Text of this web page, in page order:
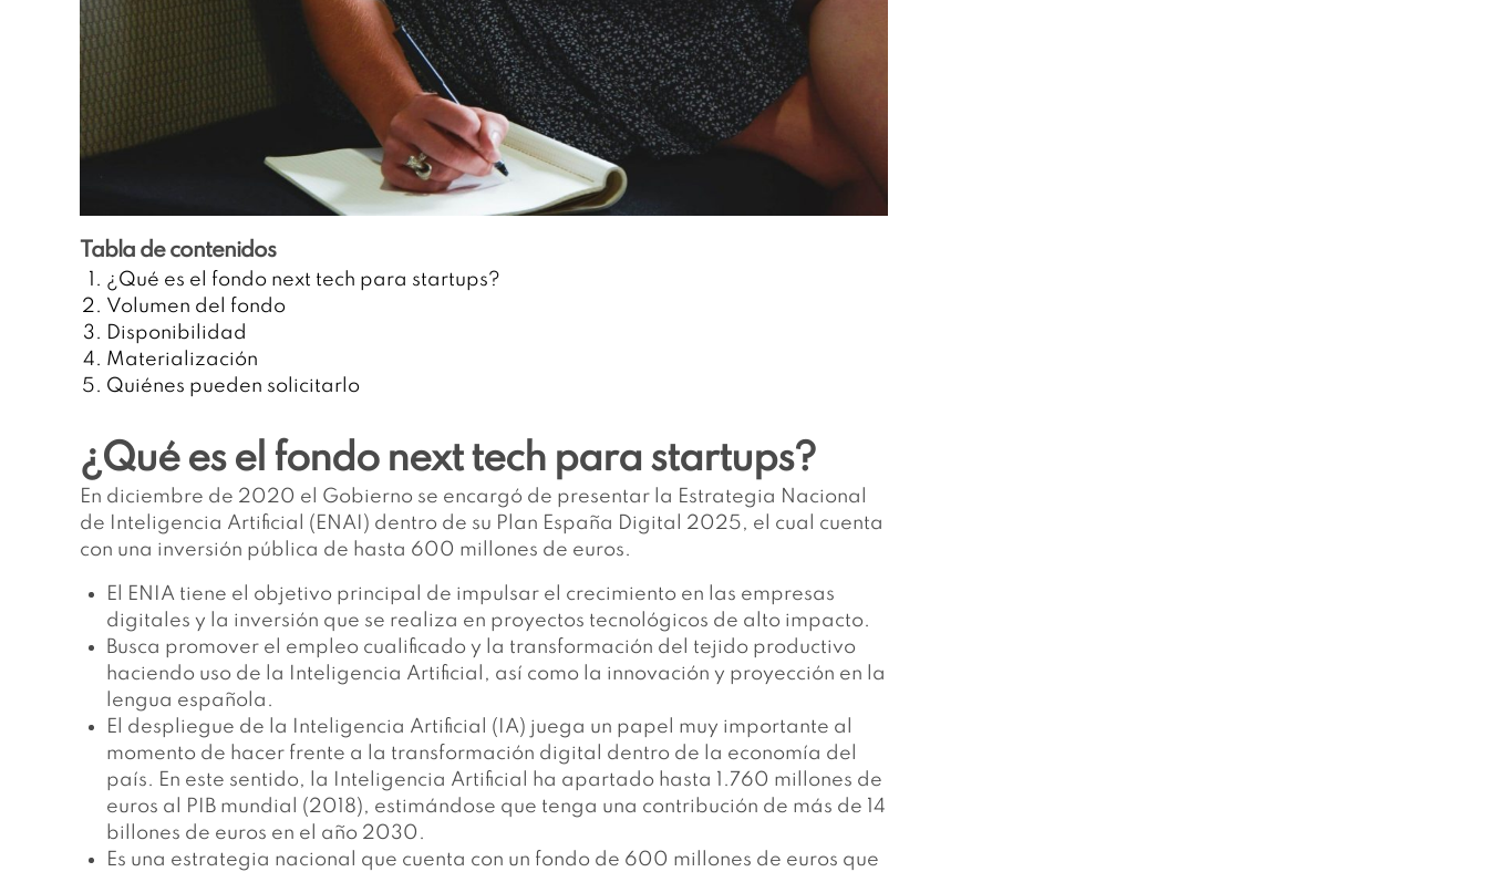
Tabla de contenidos
¿Qué es el fondo next tech para startups?
Volumen del fondo
Disponibilidad
Materialización
Quiénes pueden solicitarlo
¿Qué es el fondo next tech para startups?
En diciembre de 2020 el Gobierno se encargó de presentar la Estrategia Nacional
de Inteligencia Artificial (ENAI) dentro de su Plan España Digital 2025, el cual cuenta
con una inversión pública de hasta 600 millones de euros.
El ENIA tiene el objetivo principal de impulsar el crecimiento en las empresas
digitales y la inversión que se realiza en proyectos tecnológicos de alto impacto.
Busca promover el empleo cualificado y la transformación del tejido productivo
haciendo uso de la Inteligencia Artificial, así como la innovación y proyección en la
lengua española.
El despliegue de la Inteligencia Artificial (IA) juega un papel muy importante al
momento de hacer frente a la transformación digital dentro de la economía del
país. En este sentido, la Inteligencia Artificial ha apartado hasta 1.760 millones de
euros al PIB mundial (2018), estimándose que tenga una contribución de más de 14
billones de euros en el año 2030.
Es una estrategia nacional que cuenta con un fondo de 600 millones de euros que